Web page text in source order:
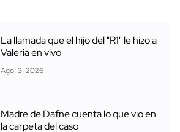
La llamada que el hijo del "R1" le hizo a
Valeria en vivo
Ago. 3, 2026
Madre de Dafne cuenta lo que vio en
la carpeta del caso